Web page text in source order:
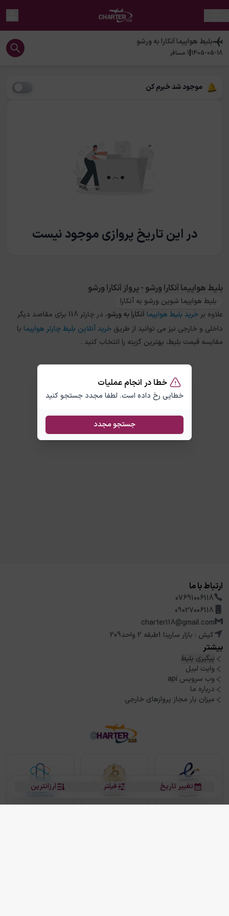
خطا در انجام عملیات
خطایی رخ داده است. لطفا مجدد جستجو کنید
جستجو مجدد
بلیط هواپیماآنکارا بهورشو
1405-05-18
|
1 مسافر
موجود شد خبرم کن
در این تاریخ پروازی موجود نیست
ارزانترین فیلتر تغییر تاریخ
بلیط هواپیما آنکارا ورشو - پرواز آنکارا ورشو
بلیط هواپیما شوپن ورشو به آنکارا
علاوه بر خرید بلیط هواپیما آنکارابه ورشو
، در چارتر 118 برای مقاصد دیگر
داخلی و خارجی نیز می توانید از طریق خرید آنلاین بلیط چارتر هواپیما با
مقایسه قیمت بلیط، بهترین گزینه را انتخاب کنید .
ارتباط با ما
07691006118
09027006118
charter118@gmail.com
کیش : بازار سارینا 1طبقه 2 واحد209
بیشتر
پیگیری بلیط
وایت لیبل
وب سرویس api
درباره ما
میزان بار مجاز پروازهای خارجی